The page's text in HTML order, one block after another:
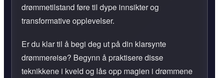
drømmetilstand føre til dype innsikter og
transformative opplevelser.
Er du klar til å begi deg ut på din klarsynte
drømmereise? Begynn å praktisere disse
teknikkene i kveld og lås opp magien i drømmene